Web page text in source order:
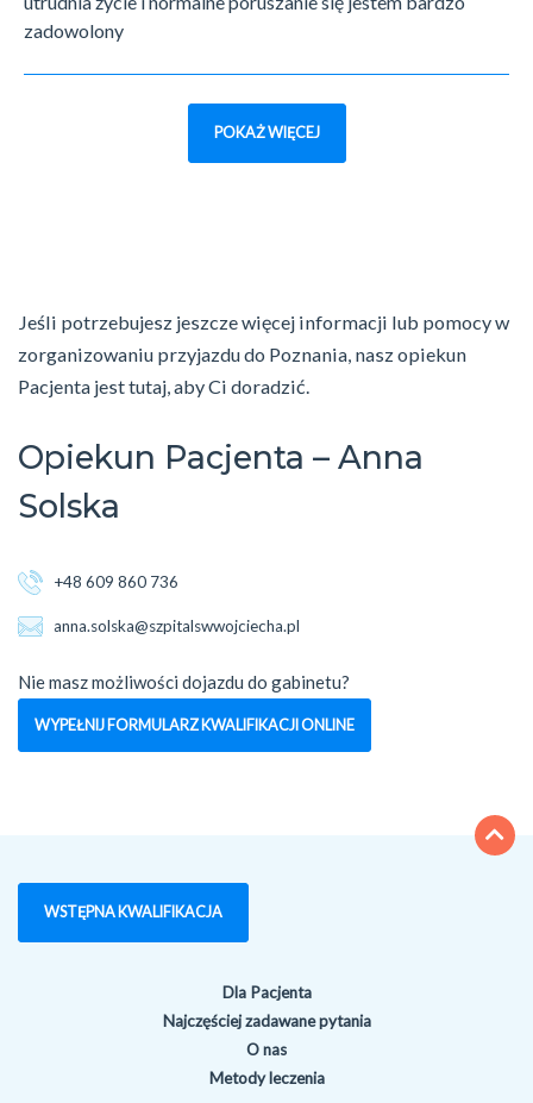
zadowolony
POKAŻ WIĘCEJ
Jeśli potrzebujesz jeszcze więcej informacji lub pomocy w
zorganizowaniu przyjazdu do Poznania, nasz opiekun
Pacjenta jest tutaj, aby Ci doradzić.
Opiekun Pacjenta – Anna
Solska
+48 609 860 736
anna.solska@szpitalswwojciecha.pl
Nie masz możliwości dojazdu do gabinetu?
WYPEŁNIJ FORMULARZ KWALIFIKACJI ONLINE
WSTĘPNA KWALIFIKACJA
Dla Pacjenta
Najczęściej zadawane pytania
O nas
Metody leczenia